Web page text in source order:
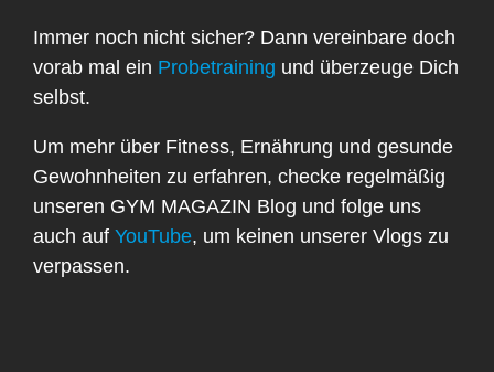
Immer noch nicht sicher? Dann vereinbare doch
vorab mal ein Probetraining und überzeuge Dich
selbst.
Um mehr über Fitness, Ernährung und gesunde
Gewohnheiten zu erfahren, checke regelmäßig
unseren GYM MAGAZIN Blog und folge uns
auch auf YouTube, um keinen unserer Vlogs zu
verpassen.